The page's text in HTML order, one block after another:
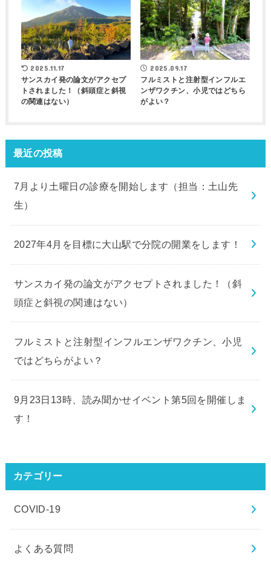
2025.11.17
サンスカイ発の論文がアクセプ
トされました！（斜頭症と斜視
の関連はない）
2025.09.17
フルミストと注射型インフルエ
ンザワクチン、小児ではどちら
がよい？
最近の投稿
7月より土曜日の診療を開始します（担当：土山先
生）
2027年4月を目標に大山駅で分院の開業をします！
サンスカイ発の論文がアクセプトされました！（斜
頭症と斜視の関連はない）
フルミストと注射型インフルエンザワクチン、小児
ではどちらがよい？
9月23日13時、読み聞かせイベント第5回を開催しま
す！
カテゴリー
COVID-19
よくある質問